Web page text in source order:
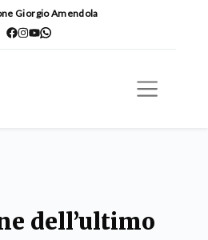
Giorgio Amendola
dell’ultimo